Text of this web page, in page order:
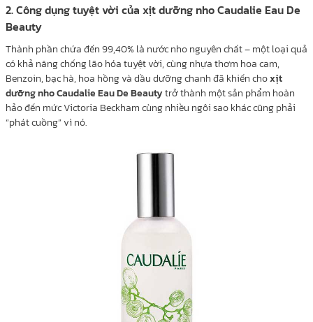
2. Công dụng tuyệt vời của xịt dưỡng nho Caudalie Eau De
Beauty
Thành phần chứa đến 99,40% là nước nho nguyên chất – một loại quả
có khả năng chống lão hóa tuyệt vời, cùng nhựa thơm hoa cam,
Benzoin, bạc hà, hoa hồng và dầu dưỡng chanh đã khiến choxịt
dưỡng nho Caudalie Eau De Beautytrở thành một sản phẩm hoàn
hảo đến mức Victoria Beckham cùng nhiều ngôi sao khác cũng phải
“phát cuồng” vì nó.